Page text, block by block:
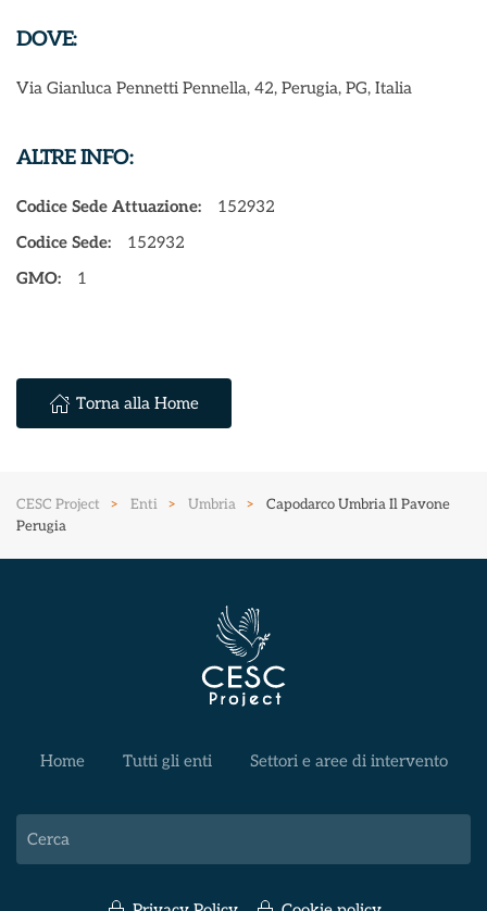
DOVE:
Via Gianluca Pennetti Pennella, 42, Perugia, PG, Italia
ALTRE INFO:
Codice Sede Attuazione:
152932
Codice Sede:
152932
GMO:
1
Torna alla Home
CESC Project Enti Umbria
Capodarco Umbria Il Pavone
Perugia
Home Tutti gli enti Settori e aree di intervento